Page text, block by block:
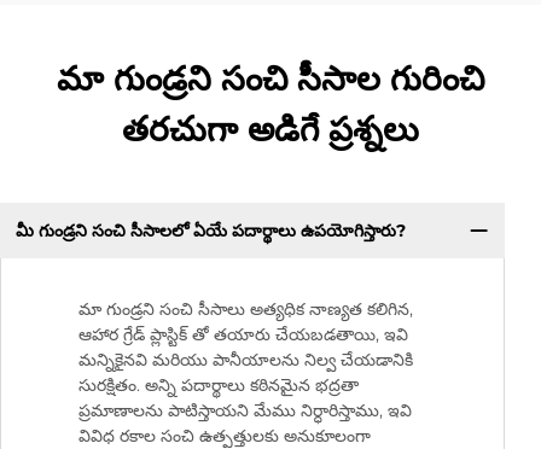
మా గుండ్రని సంచి సీసాల గురించి
తరచుగా అడిగే ప్రశ్నలు
మీ గుండ్రని సంచి సీసాలలో ఏయే పదార్థాలు ఉపయోగిస్తారు?
మా గుండ్రని సంచి సీసాలు అత్యధిక నాణ్యత కలిగిన,
ఆహార గ్రేడ్ ప్లాస్టిక్ తో తయారు చేయబడతాయి, ఇవి
మన్నికైనవి మరియు పానీయాలను నిల్వ చేయడానికి
సురక్షితం. అన్ని పదార్థాలు కఠినమైన భద్రతా
ప్రమాణాలను పాటిస్తాయని మేము నిర్ధారిస్తాము, ఇవి
వివిధ రకాల సంచి ఉత్పత్తులకు అనుకూలంగా